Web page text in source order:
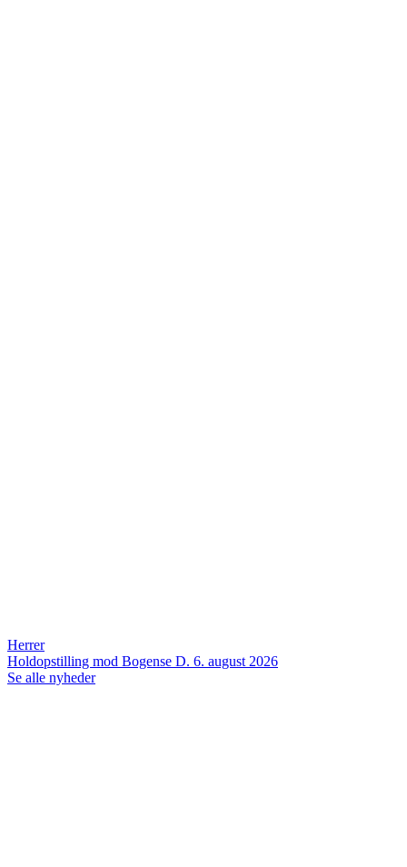
Herrer
Holdopstilling mod Bogense D. 6. august 2026
Se alle nyheder